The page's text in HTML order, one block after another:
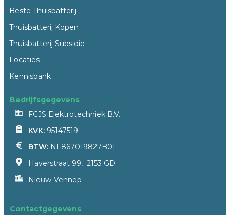
Beste Thuisbatterij
Thuisbatterij Kopen
Thuisbatterij Subsidie
Locaties
Kennisbank
Bedrijfsgegevens
FCJS Elektrotechniek B.V.
KVK: 95147519
BTW: NL867019827B01
Haverstraat 99, 2153 GD
Nieuw-Vennep
Contactgegevens